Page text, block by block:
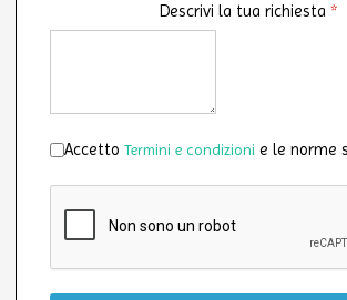
Descrivi la tua richiesta *
Accettazione *
Accetto Termini e condizioni e le norme